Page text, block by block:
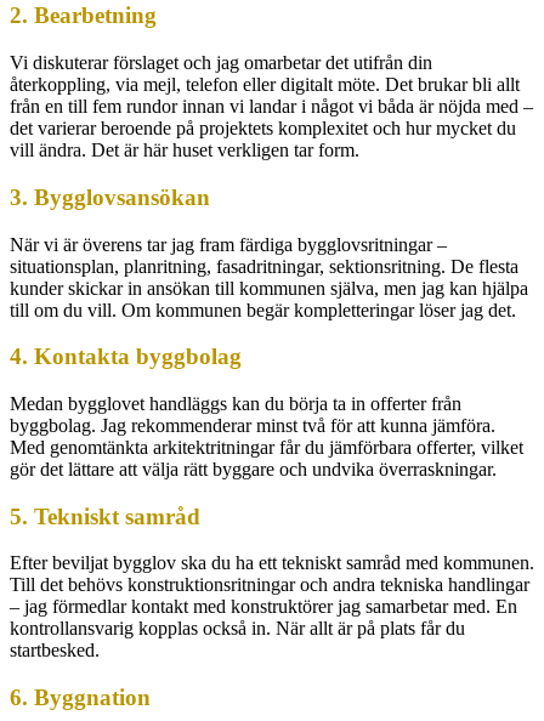
2. Bearbetning
Vi diskuterar förslaget och jag omarbetar det utifrån din
återkoppling, via mejl, telefon eller digitalt möte. Det brukar bli allt
från en till fem rundor innan vi landar i något vi båda är nöjda med –
det varierar beroende på projektets komplexitet och hur mycket du
vill ändra. Det är här huset verkligen tar form.
3. Bygglovsansökan
När vi är överens tar jag fram färdiga bygglovsritningar –
situationsplan, planritning, fasadritningar, sektionsritning. De flesta
kunder skickar in ansökan till kommunen själva, men jag kan hjälpa
till om du vill. Om kommunen begär kompletteringar löser jag det.
4. Kontakta byggbolag
Medan bygglovet handläggs kan du börja ta in offerter från
byggbolag. Jag rekommenderar minst två för att kunna jämföra.
Med genomtänkta arkitektritningar får du jämförbara offerter, vilket
gör det lättare att välja rätt byggare och undvika överraskningar.
5. Tekniskt samråd
Efter beviljat bygglov ska du ha ett tekniskt samråd med kommunen.
Till det behövs konstruktionsritningar och andra tekniska handlingar
– jag förmedlar kontakt med konstruktörer jag samarbetar med. En
kontrollansvarig kopplas också in. När allt är på plats får du
startbesked.
6. Byggnation